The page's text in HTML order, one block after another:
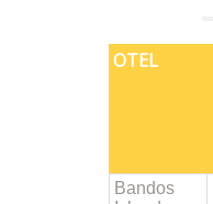
OTEL
Bandos